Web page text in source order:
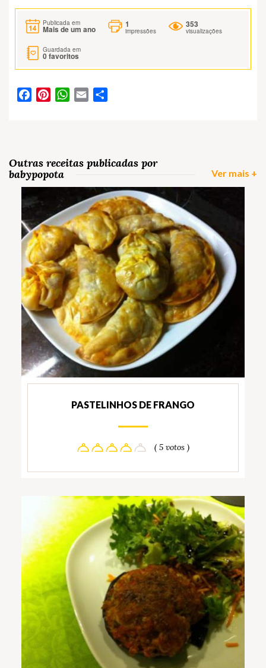
Publicada em
Mais de um ano
1
impressões
353
visualizações
Guardada em
0favoritos
FacebookPinterestWhatsApp
Email
Outras receitas publicadas por
babypopota
Ver mais +
PASTELINHOS DE FRANGO
( 5 votos )